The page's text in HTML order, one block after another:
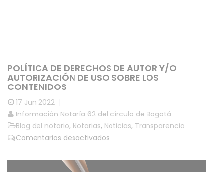
POLÍTICA DE DERECHOS DE AUTOR Y/O
AUTORIZACIÓN DE USO SOBRE LOS
CONTENIDOS
17 Jun 2022
Información Notaría 62 del círculo de Bogotá
Blog del notario, Notarias, Noticias, Transparencia
Comentarios desactivados
de